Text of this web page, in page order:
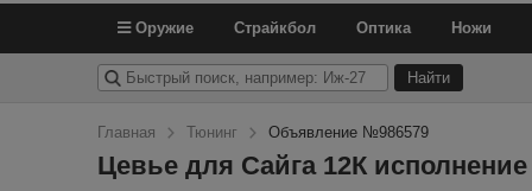
Оружие Страйкбол Оптика Ножи
Главная Тюнинг Объявление №986579
Цевье для Сайга 12К исполнение